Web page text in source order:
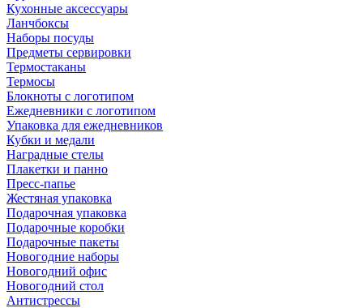
Кухонные аксессуары
Ланчбоксы
Наборы посуды
Предметы сервировки
Термостаканы
Термосы
Блокноты с логотипом
Ежедневники с логотипом
Упаковка для ежедневников
Кубки и медали
Наградные стелы
Плакетки и панно
Пресс-папье
Жестяная упаковка
Подарочная упаковка
Подарочные коробки
Подарочные пакеты
Новогодние наборы
Новогодний офис
Новогодний стол
Антистрессы